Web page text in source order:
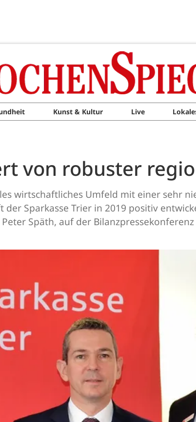
Kunst & Kultur Live
von robuster
wirtschaftliches Umfeld mit einer sehr
der Sparkasse Trier in 2019 positiv
Späth, auf der